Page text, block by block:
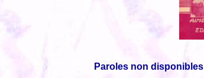
Paroles non disponibles